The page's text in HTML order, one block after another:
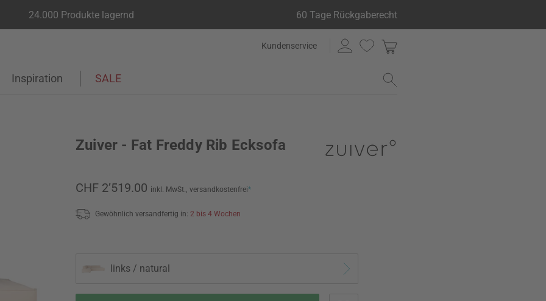
24.000 Produkte lagernd 60 Tage Rückgaberecht
Kundenservice
Inspiration SALE
Zuiver - Fat Freddy Rib Ecksofa
CHF 2’519.00 inkl. MwSt., versandkostenfrei*
Gewöhnlich versandfertig in: 2 bis 4 Wochen
links / natural